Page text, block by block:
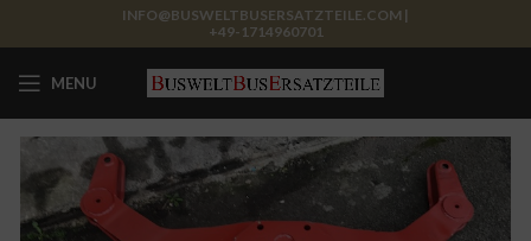
INFO@BUSWELTBUSERSATZTEILE.COM |
+49-1714960701
MENU